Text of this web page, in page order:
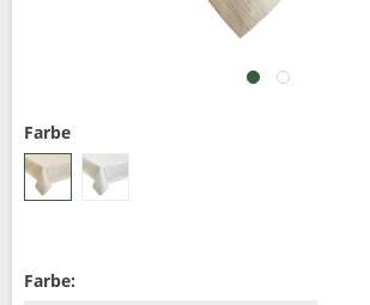
Farbe
Farbe: